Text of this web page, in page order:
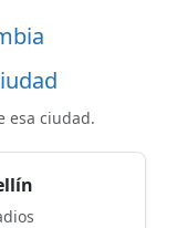
esa ciudad.